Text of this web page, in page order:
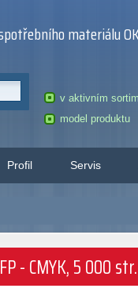
materiálu
v aktivním
model produktu
Profil Servis
- CMYK, 5 000 str.